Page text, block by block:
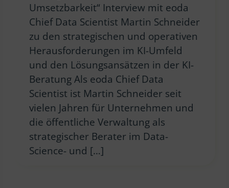
Umsetzbarkeit“ Interview mit eoda
Chief Data Scientist Martin Schneider
zu den strategischen und operativen
Herausforderungen im KI-Umfeld
und den Lösungsansätzen in der KI-
Beratung Als eoda Chief Data
Scientist ist Martin Schneider seit
vielen Jahren für Unternehmen und
die öffentliche Verwaltung als
strategischer Berater im Data-
Science- und […]